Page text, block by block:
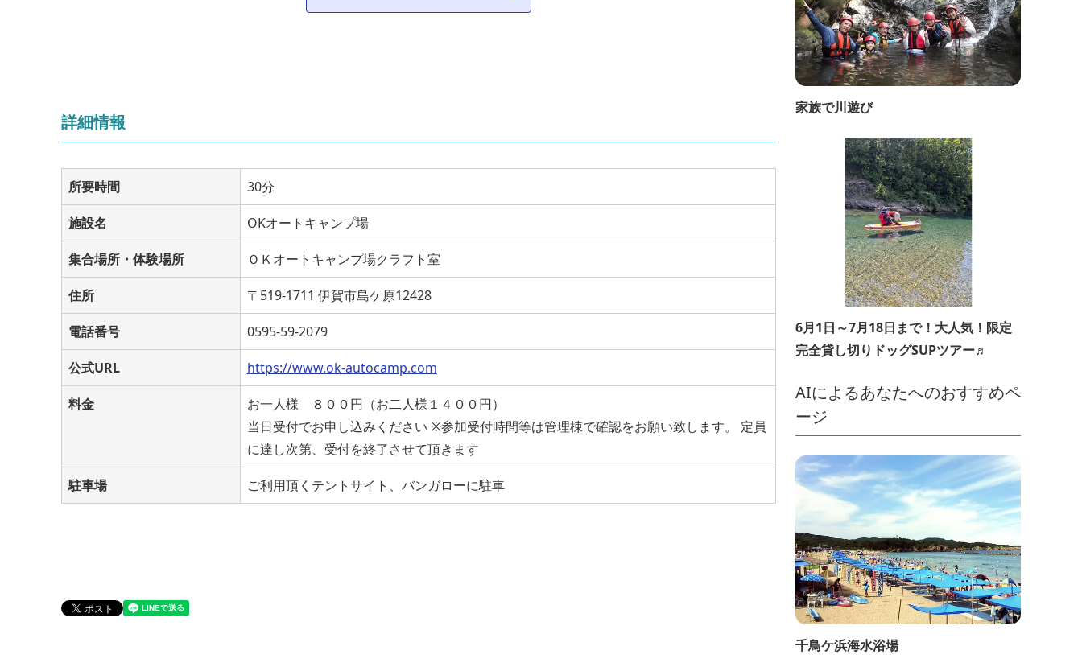
詳細情報
所要時間 30分
施設名 OKオートキャンプ場
集合場所・体験場所 ＯＫオートキャンプ場クラフト室
住所 〒519-1711 伊賀市島ケ原12428
電話番号 0595-59-2079
公式URL https://www.ok-autocamp.com
料金
お一人様 ８００円（お二人様１４００円）
当日受付でお申し込みください ※参加受付時間等は管理棟で確認をお願い致します。 定員
に達し次第、受付を終了させて頂きます
駐車場 ご利用頂くテントサイト、バンガローに駐車
家族で川遊び
6月1日～7月18日まで！大人気！限定
完全貸し切りドッグSUPツアー♬
AIによるあなたへのおすすめペ
ージ
千鳥ケ浜海水浴場